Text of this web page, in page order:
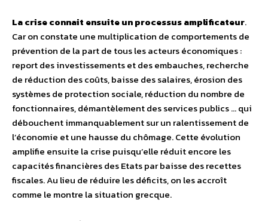
La crise connait ensuite un processus amplificateur.
Car on constate une multiplication de comportements de
prévention de la part de tous les acteurs économiques :
report des investissements et des embauches, recherche
de réduction des coûts, baisse des salaires, érosion des
systèmes de protection sociale, réduction du nombre de
fonctionnaires, démantèlement des services publics … qui
débouchent immanquablement sur un ralentissement de
l’économie et une hausse du chômage. Cette évolution
amplifie ensuite la crise puisqu’elle réduit encore les
capacités financières des Etats par baisse des recettes
fiscales. Au lieu de réduire les déficits, on les accroît
comme le montre la situation grecque.